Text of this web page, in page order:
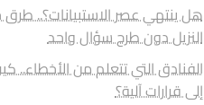
هل ينتهي عصر الاستبيانات؟..
النزيل دون طرح سؤال واحد
الفنادق التي تتعلم من
إلى قرارات آلية؟